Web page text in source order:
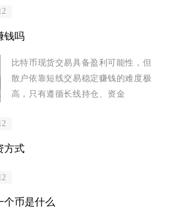
钱吗
比特币现货交易具备盈利可能性，但
散户依靠短线交易稳定赚钱的难度极
高，只有遵循长线持仓、资金
方式
个币是什么